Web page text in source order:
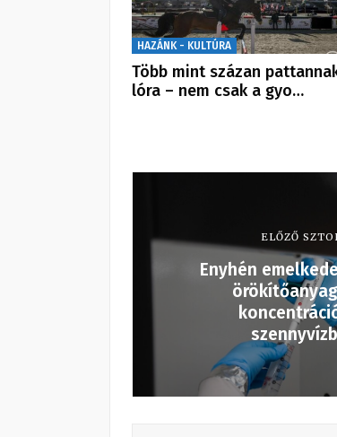
HAZÁNK - KULTÚRA
Több mint százan
lóra – nem csak a gyo…
ELŐZŐ
Enyhén